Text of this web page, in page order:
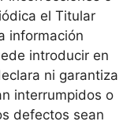
el Titular
información
introducir en
ni garantiza
interrumpidos o
defectos sean